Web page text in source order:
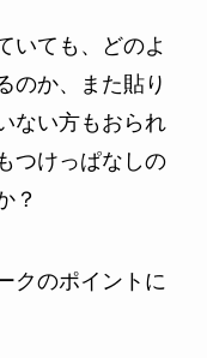
いても、どのよ
のか、また貼り
ない方もおられ
つけっぱなしの
？
クのポイントに